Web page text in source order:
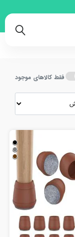
با بهترین
فقط کالاهای موجود